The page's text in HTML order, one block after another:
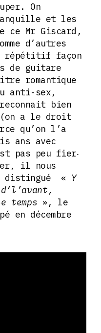
On
et les
ce Mr Giscard,
d’autres
répétitif façon
de guitare
romantique
anti-sex,
bien
(on a le droit
qu’on l’a
ans avec
pas peu fier‧
il nous
distingué « Y
temps », le
en décembre